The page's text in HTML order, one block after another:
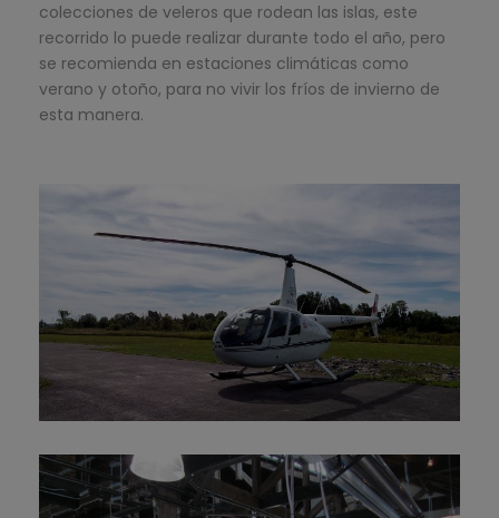
colecciones de veleros que rodean las islas, este
recorrido lo puede realizar durante todo el año, pero
se recomienda en estaciones climáticas como
verano y otoño, para no vivir los fríos de invierno de
esta manera.